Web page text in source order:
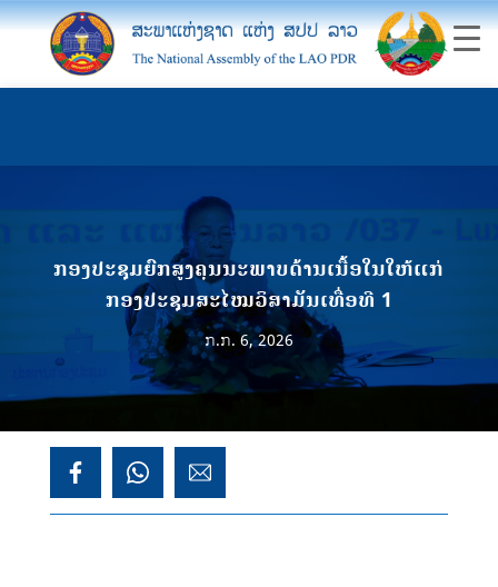
ກອງປະຊຸມຍົກສູງຄຸນນະພາບດ້ານເນື້ອໃນໃຫ້ແກ່
ກອງປະຊຸມສະໄໝວິສາມັນເທື່ອທີ 1
ກ.ກ. 6, 2026